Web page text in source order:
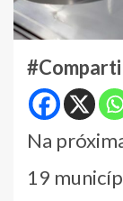
Na
19